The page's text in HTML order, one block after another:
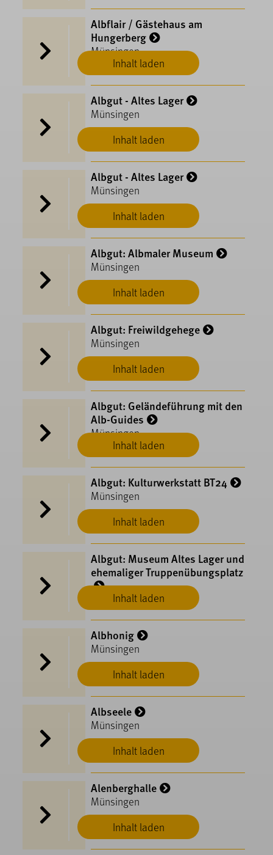
Inhalt laden
Albflair / Gästehaus am
Hungerberg
Münsingen
Inhalt laden
Albgut - Altes Lager
Münsingen
Inhalt laden
Albgut - Altes Lager
Münsingen
Inhalt laden
Albgut: Albmaler Museum
Münsingen
Inhalt laden
Albgut: Freiwildgehege
Münsingen
Inhalt laden
Albgut: Geländeführung mit den
Alb-Guides
Münsingen
Inhalt laden
Albgut: Kulturwerkstatt BT24
Münsingen
Inhalt laden
Albgut: Museum Altes Lager und
ehemaliger Truppenübungsplatz
Münsingen
Inhalt laden
Albhonig
Münsingen
Inhalt laden
Albseele
Münsingen
Inhalt laden
Alenberghalle
Münsingen